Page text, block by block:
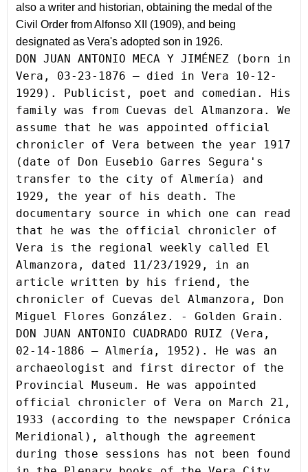
also a writer and historian, obtaining the medal of the
Civil Order from Alfonso XII (1909), and being
designated as Vera's adopted son in 1926.
DON JUAN ANTONIO MECA Y JIMÉNEZ (born in
Vera, 03-23-1876 – died in Vera 10-12-
1929). Publicist, poet and comedian. His
family was from Cuevas del Almanzora. We
assume that he was appointed official
chronicler of Vera between the year 1917
(date of Don Eusebio Garres Segura's
transfer to the city of Almería) and
1929, the year of his death. The
documentary source in which one can read
that he was the official chronicler of
Vera is the regional weekly called El
Almanzora, dated 11/23/1929, in an
article written by his friend, the
chronicler of Cuevas del Almanzora, Don
Miguel Flores González. - Golden Grain.
DON JUAN ANTONIO CUADRADO RUIZ (Vera,
02-14-1886 – Almería, 1952). He was an
archaeologist and first director of the
Provincial Museum. He was appointed
official chronicler of Vera on March 21,
1933 (according to the newspaper Crónica
Meridional), although the agreement
during those sessions has not been found